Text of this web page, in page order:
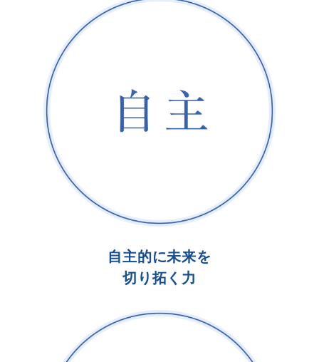
自主的に未来を
切り拓く力